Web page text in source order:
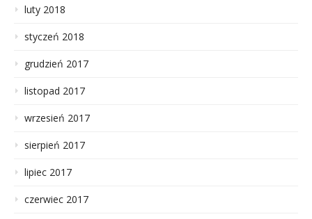
luty 2018
styczeń 2018
grudzień 2017
listopad 2017
wrzesień 2017
sierpień 2017
lipiec 2017
czerwiec 2017